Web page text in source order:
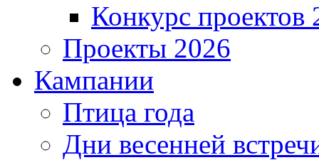
Конкурс проектов
Проекты 2026
Кампании
Птица года
Дни весенней